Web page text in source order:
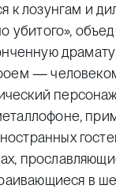
лозунгам и
убитого»,
—
в